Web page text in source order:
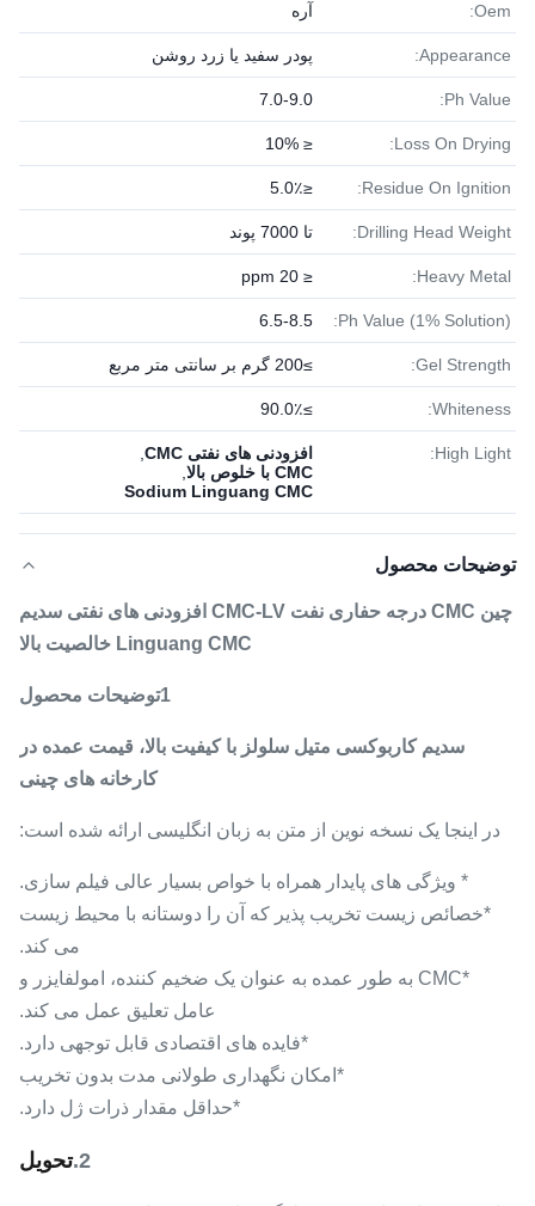
Oem: آره
Appearance: پودر سفید یا زرد روشن
Ph Value:
7.0-9.0
Loss On Drying:
≤ 10%
Residue On Ignition: ≤5.0٪
Drilling Head Weight: تا 7000 پوند
Heavy Metal:
≤ 20 ppm
Ph Value (1% Solution):
6.5-8.5
Gel Strength: ≥200 گرم بر سانتی متر مربع
Whiteness: ≥90.0٪
High Light: افزودنی های نفتی CMC
CMC با خلوص بالا
Sodium Linguang CMC
توضیحات محصول
چین CMC درجه حفاری نفت CMC-LV افزودنی های نفتی سدیم
Linguang CMC خالصیت بالا
1توضیحات محصول
سدیم کاربوکسی متیل سلولز با کیفیت بالا، قیمت عمده در
کارخانه های چینی
در اینجا یک نسخه نوین از متن به زبان انگلیسی ارائه شده است:
* ویژگی های پایدار همراه با خواص بسیار عالی فیلم سازی.
*خصائص زیست تخریب پذیر که آن را دوستانه با محیط زیست
می کند.
*CMC به طور عمده به عنوان یک ضخیم کننده، امولفایزر و
عامل تعلیق عمل می کند.
*فایده های اقتصادی قابل توجهی دارد.
*امکان نگهداری طولانی مدت بدون تخریب
*حداقل مقدار ذرات ژل دارد.
2. تحویل